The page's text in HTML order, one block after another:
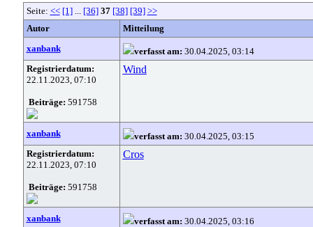
Seite: << [1]... [36] 37 [38] [39] >>
Autor
Mitteilung
xanbank
verfasst am: 30.04.2025, 03:14
Registrierdatum:
22.11.2023, 07:10
Beiträge: 591758
Wind
xanbank verfasst am: 30.04.2025, 03:15
Registrierdatum:
22.11.2023, 07:10
Beiträge: 591758
Cros
xanbank verfasst am: 30.04.2025, 03:16